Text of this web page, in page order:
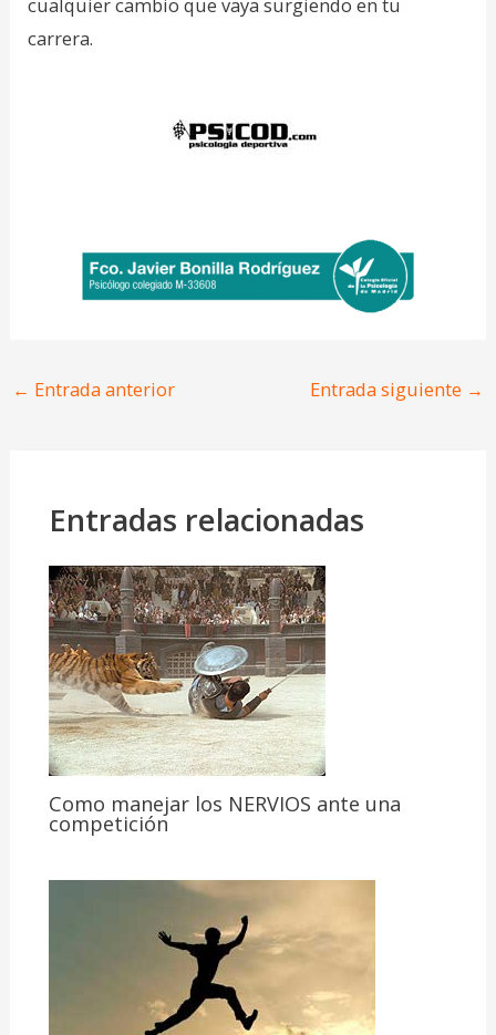
carrera.
← Entrada anterior Entrada siguiente →
Entradas relacionadas
Como manejar los NERVIOS ante una
competición